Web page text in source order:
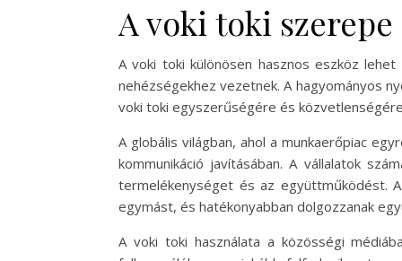
A voki toki
A voki toki különösen hasznos eszköz
nehézségekhez vezetnek. A hagyományos
voki toki egyszerűségére és
A globális világban, ahol a munkaerőpiac
kommunikáció javításában. A vállalatok
termelékenységet és az együttműködést.
egymást, és hatékonyabban dolgozzanak
A voki toki használata a közösségi